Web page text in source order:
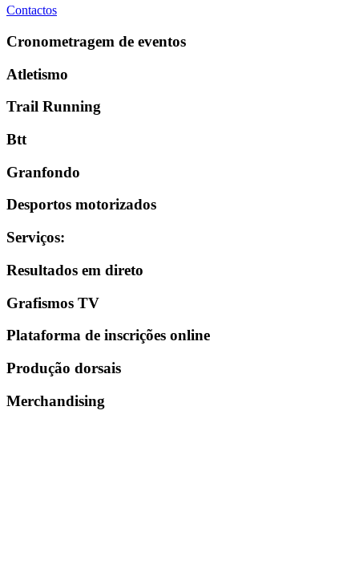
Contactos
Cronometragem de eventos
Atletismo
Trail Running
Btt
Granfondo
Desportos motorizados
Serviços:
Resultados em direto
Grafismos TV
Plataforma de inscrições online
Produção dorsais
Merchandising